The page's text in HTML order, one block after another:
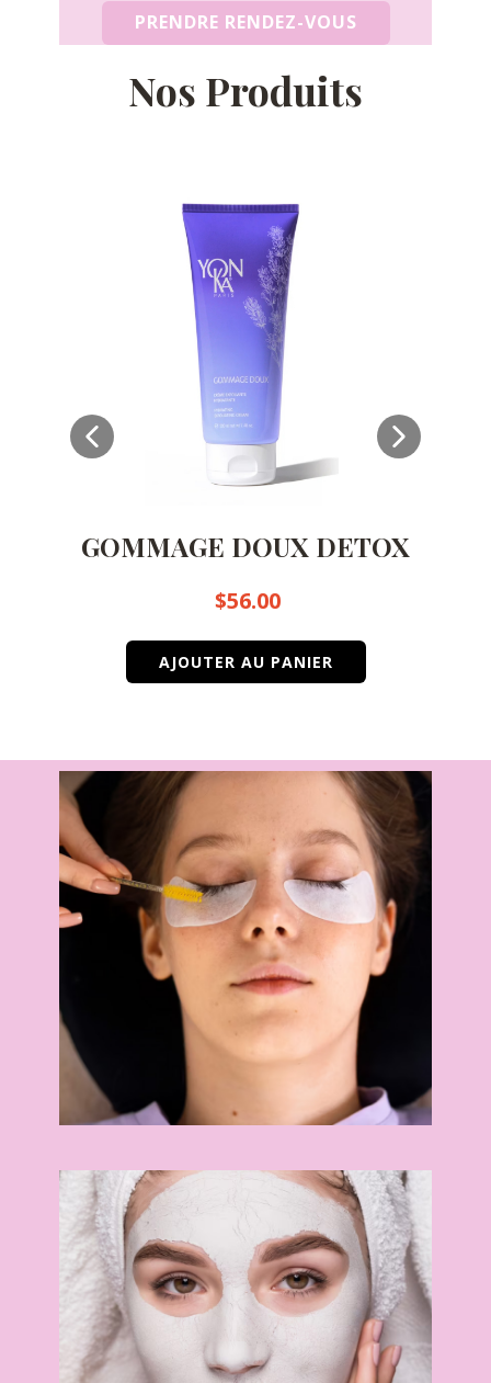
PRENDRE RENDEZ-VOUS
Nos Produits
GOMMAGE DOUX DETOX
$56.00
AJOUTER AU PANIER